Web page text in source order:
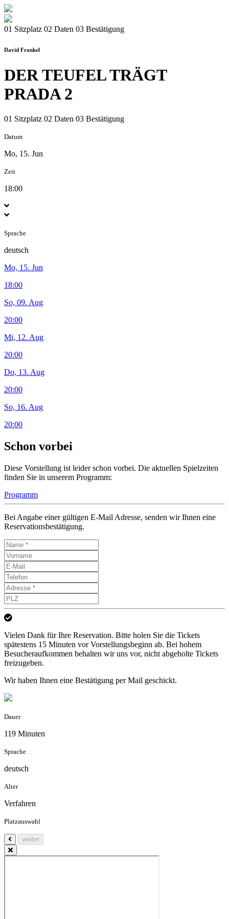
01 Sitzplatz 02 Daten 03 Bestätigung
David Frankel
DER TEUFEL TRÄGT
PRADA 2
01 Sitzplatz 02 Daten 03 Bestätigung
Datum
Mo, 15. Jun
Zeit
18:00
Sprache
deutsch
Mo, 15. Jun
18:00
So, 09. Aug
20:00
Mi, 12. Aug
20:00
Do, 13. Aug
20:00
So, 16. Aug
20:00
Schon vorbei
Diese Vorstellung ist leider schon vorbei. Die aktuellen Spielzeiten
finden Sie in unserem Programm:
Programm
Bei Angabe einer gültigen E-Mail Adresse, senden wir Ihnen eine
Reservationsbestätigung.
Vielen Dank für Ihre Reservation. Bitte holen Sie die Tickets
spätestens 15 Minuten vor Vorstellungsbeginn ab. Bei hohem
Besucheraufkommen behalten wir uns vor, nicht abgeholte Tickets
freizugeben.
Wir haben Ihnen eine Bestätigung per Mail geschickt.
Dauer
119 Minuten
Sprache
deutsch
Alter
Verfahren
Platzauswahl
weiter